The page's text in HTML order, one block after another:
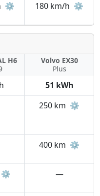
⚙️ 180 km/h ⚙️
H6
Volvo EX30
Plus
51 kWh
250 km ⚙️
400 km ⚙️
⚙️ —